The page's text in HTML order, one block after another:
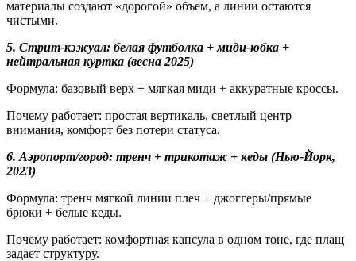
материалы создают «дорогой» объем, а линии остаются
чистыми.
5. Стрит-кэжуал: белая футболка + миди-юбка +
нейтральная куртка (весна 2025)
Формула: базовый верх + мягкая миди + аккуратные кроссы.
Почему работает: простая вертикаль, светлый центр
внимания, комфорт без потери статуса.
6. Аэропорт/город: тренч + трикотаж + кеды (Нью-Йорк,
2023)
Формула: тренч мягкой линии плеч + джоггеры/прямые
брюки + белые кеды.
Почему работает: комфортная капсула в одном тоне, где плащ
задает структуру.